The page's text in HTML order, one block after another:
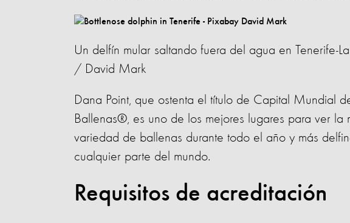
Un delfín mular saltando fuera del agua en Tenerife-
/ David Mark
Dana Point, que ostenta el título de Capital Mundial
Ballenas®, es uno de los mejores lugares para ver
variedad de ballenas durante todo el año y más
cualquier parte del mundo.
Requisitos de acreditación